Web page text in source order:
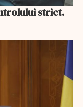
strict.